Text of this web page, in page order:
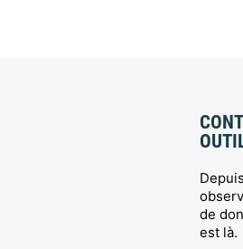
de
est là.